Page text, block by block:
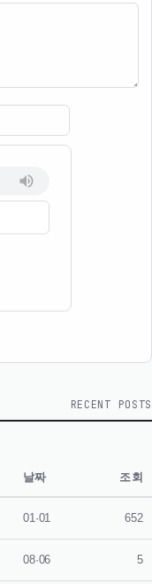
RECENT POSTS
날짜 조회
01·01 652
08·06 5